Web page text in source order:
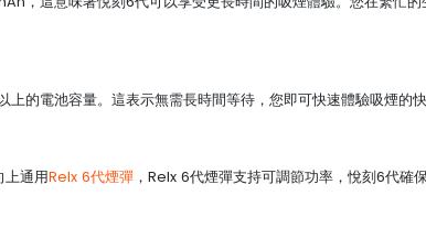
的電池容量。這表示無需長時間等待，您即可快速體驗吸煙的快
通用Relx 6代煙彈 ，Relx 6代煙彈支持可調節功率，悅刻6代確